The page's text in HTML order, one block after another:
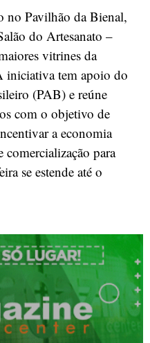
no Pavilhão da Bienal,
do Artesanato –
vitrines da
iniciativa tem apoio do
(PAB) e reúne
com o objetivo de
a economia
comercialização para
se estende até o